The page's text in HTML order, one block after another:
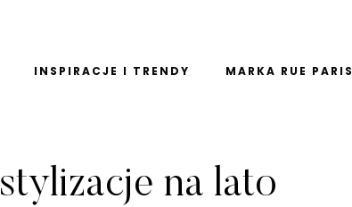
INSPIRACJE I TRENDY MARKA RUE PARIS
stylizacje na lato